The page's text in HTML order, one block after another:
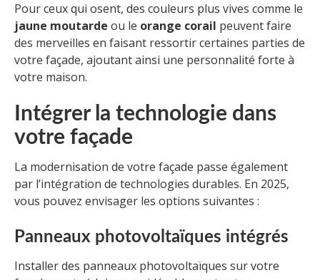
Pour ceux qui osent, des couleurs plus vives comme le
jaune moutarde ou le orange corail peuvent faire
des merveilles en faisant ressortir certaines parties de
votre façade, ajoutant ainsi une personnalité forte à
votre maison.
Intégrer la technologie dans
votre façade
La modernisation de votre façade passe également
par l’intégration de technologies durables. En 2025,
vous pouvez envisager les options suivantes :
Panneaux photovoltaïques intégrés
Installer des panneaux photovoltaïques sur votre